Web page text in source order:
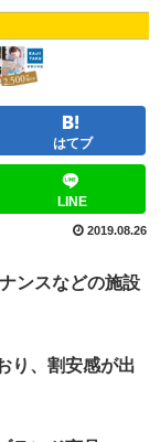
はてブ
LINE
2019.08.26
ンスなどの施設
り、割安感が出